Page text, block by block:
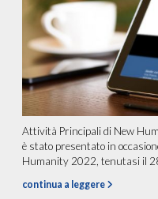
Attività Principali di New
è stato presentato in
Humanity 2022, tenutasi il
continua a leggere